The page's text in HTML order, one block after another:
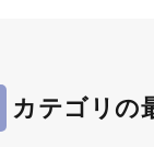
カテゴリの